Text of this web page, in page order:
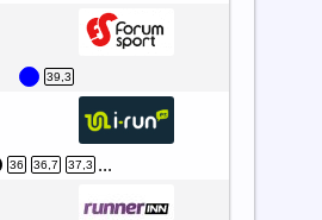
39,3
36 36,7 37,3 ...